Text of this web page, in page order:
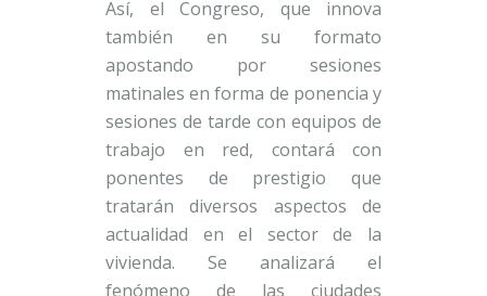
Así, el Congreso, que innova
también en su formato
apostando por sesiones
matinales en forma de ponencia y
sesiones de tarde con equipos de
trabajo en red, contará con
ponentes de prestigio que
tratarán diversos aspectos de
actualidad en el sector de la
vivienda. Se analizará el
fenómeno de las ciudades